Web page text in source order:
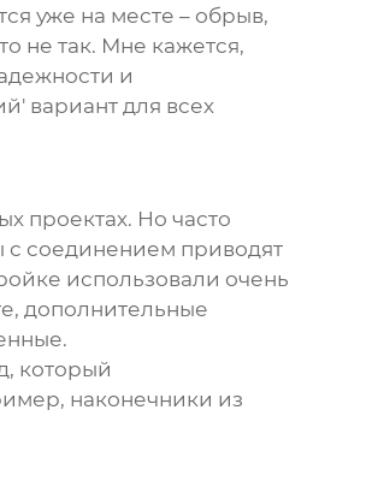
уже на месте – обрыв,
не так. Мне кажется,
и
вариант для всех
проектах. Но часто
соединением приводят
использовали очень
дополнительные
который
наконечники из